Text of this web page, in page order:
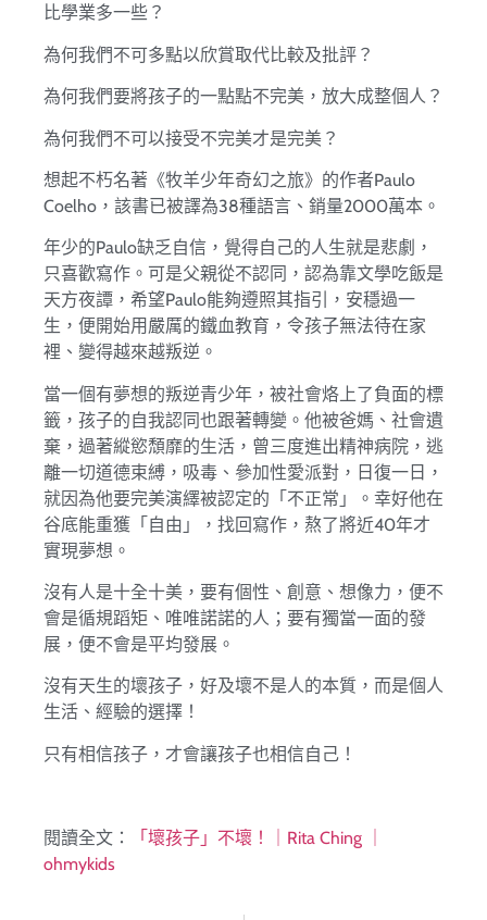
比學業多一些？
為何我們不可多點以欣賞取代比較及批評？
為何我們要將孩子的一點點不完美，放大成整個人？
為何我們不可以接受不完美才是完美？
想起不朽名著《牧羊少年奇幻之旅》的作者Paulo
Coelho，該書已被譯為38種語言、銷量2000萬本。
年少的Paulo缺乏自信，覺得自己的人生就是悲劇，
只喜歡寫作。可是父親從不認同，認為靠文學吃飯是
天方夜譚，希望Paulo能夠遵照其指引，安穩過一
生，便開始用嚴厲的鐵血教育，令孩子無法待在家
裡、變得越來越叛逆。
當一個有夢想的叛逆青少年，被社會烙上了負面的標
籤，孩子的自我認同也跟著轉變。他被爸媽、社會遺
棄，過著縱慾頹靡的生活，曾三度進出精神病院，逃
離一切道德束縛，吸毒、參加性愛派對，日復一日，
就因為他要完美演繹被認定的「不正常」。幸好他在
谷底能重獲「自由」，找回寫作，熬了將近40年才
實現夢想。
沒有人是十全十美，要有個性、創意、想像力，便不
會是循規蹈矩、唯唯諾諾的人；要有獨當一面的發
展，便不會是平均發展。
沒有天生的壞孩子，好及壞不是人的本質，而是個人
生活、經驗的選擇！
只有相信孩子，才會讓孩子也相信自己！
閱讀全文：
「壞孩子」不壞！｜Rita Ching ｜
ohmykids